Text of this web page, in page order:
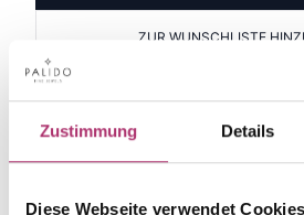
Zustimmung Details
Diese Webseite verwendet Cookies
ZUR WUNSCHLISTE
PRODUKTINFORMATIONEN
Gewicht